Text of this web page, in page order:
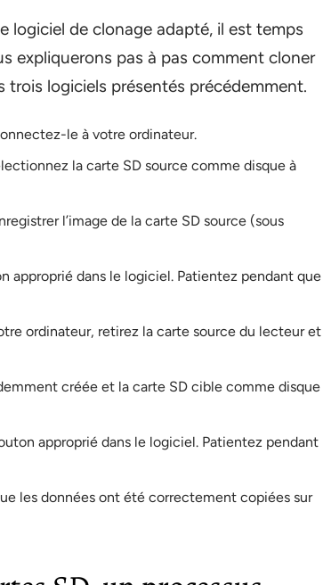
logiciel de clonage adapté, il est temps
expliquerons pas à pas comment cloner
trois logiciels présentés précédemment.
le à votre ordinateur.
la carte SD source comme disque à
l’image de la carte SD source (sous
approprié dans le logiciel. Patientez pendant que
ordinateur, retirez la carte source du lecteur et
créée et la carte SD cible comme disque
approprié dans le logiciel. Patientez pendant
les données ont été correctement copiées sur